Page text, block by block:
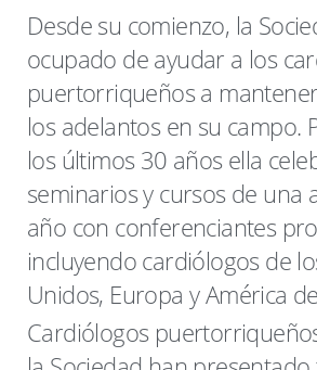
Desde su comienzo, la
ocupado de ayudar a los
puertorriqueños a
los adelantos en su campo.
los últimos 30 años ella
seminarios y cursos de una
año con conferenciantes
incluyendo cardiólogos de
Unidos, Europa y América
Cardiólogos